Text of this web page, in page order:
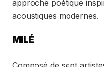
approche poétique
acoustiques modernes.
MILÉ